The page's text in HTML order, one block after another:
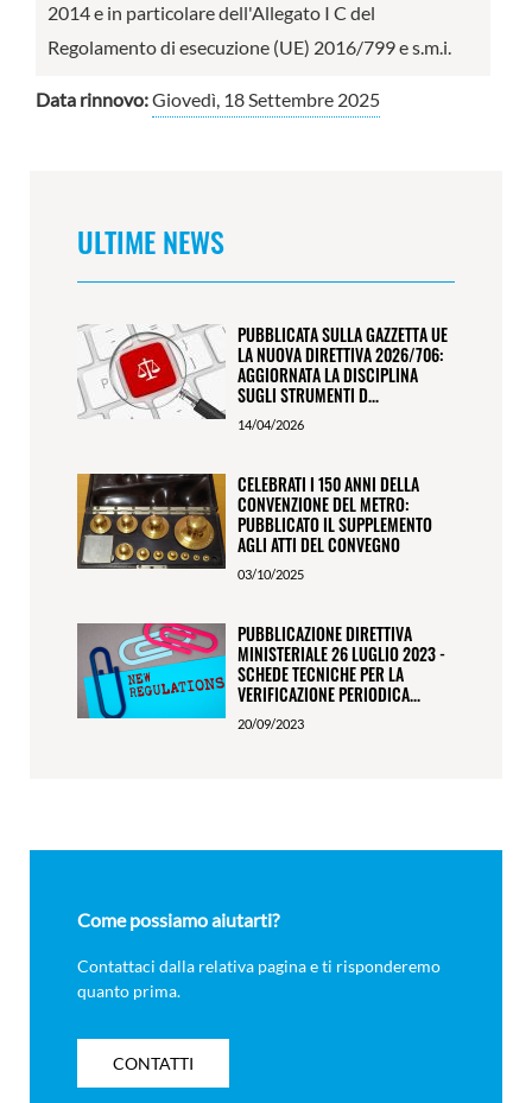
2014 e in particolare dell'Allegato I C del
Regolamento di esecuzione (UE) 2016/799 e s.m.i.
Data rinnovo:Giovedì, 18 Settembre 2025
ULTIME NEWS
PUBBLICATA SULLA GAZZETTA UE
LA NUOVA DIRETTIVA 2026/706:
AGGIORNATA LA DISCIPLINA
SUGLI STRUMENTI D...
14/04/2026
CELEBRATI I 150 ANNI DELLA
CONVENZIONE DEL METRO:
PUBBLICATO IL SUPPLEMENTO
AGLI ATTI DEL CONVEGNO
03/10/2025
PUBBLICAZIONE DIRETTIVA
MINISTERIALE 26 LUGLIO 2023 -
SCHEDE TECNICHE PER LA
VERIFICAZIONE PERIODICA...
20/09/2023
Come possiamo aiutarti?
Contattaci dalla relativa pagina e ti risponderemo
quanto prima.
CONTATTI